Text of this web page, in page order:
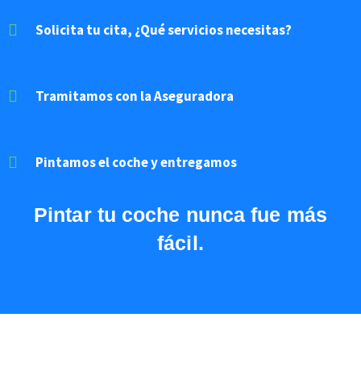
Solicita tu cita, ¿Qué servicios necesitas?
Tramitamos con la Aseguradora
Pintamos el coche y entregamos
Pintartu coche nunca fue más
fácil.